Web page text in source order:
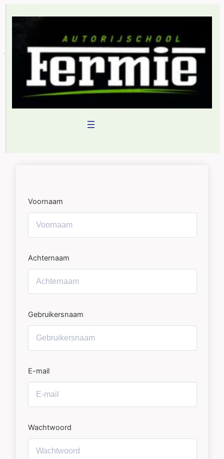
Voornaam
Achternaam
Gebruikersnaam
E-mail
Wachtwoord